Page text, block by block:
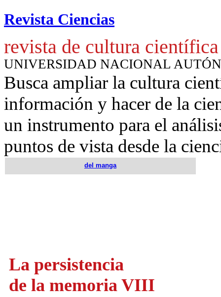
Revista Ciencias
revista de cultura científica
UNIVERSIDAD NACIONAL
Busca ampliar la cultura
información y hacer de la
un instrumento para el
puntos de vista desde la
del manga
La persistencia
de la memoria VIII